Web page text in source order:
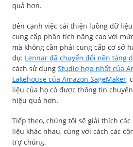
quả hơn.
Bên cạnh việc cải thiện luồng dữ
cung cấp phân tích nâng cao với
mà không cần phải cung cấp cơ sở
dụ: Lennar đã chuyển đổi nền tảng
cách sử dụng Studio hợp nhất của
Lakehouse của Amazon SageMaker,
liệu của họ có được thông tin
hiệu quả hơn.
Tiếp theo, chúng tôi sẽ giải thích
liệu khác nhau, cùng với cách các
trợ chúng.